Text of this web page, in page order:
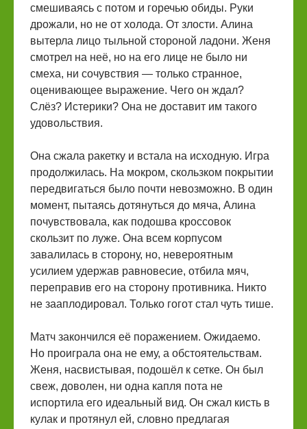
смешиваясь с потом и горечью обиды. Руки
дрожали, но не от холода. От злости. Алина
вытерла лицо тыльной стороной ладони. Женя
смотрел на неё, но на его лице не было ни
смеха, ни сочувствия — только странное,
оценивающее выражение. Чего он ждал?
Слёз? Истерики? Она не доставит им такого
удовольствия.
Она сжала ракетку и встала на исходную. Игра
продолжилась. На мокром, скользком покрытии
передвигаться было почти невозможно. В один
момент, пытаясь дотянуться до мяча, Алина
почувствовала, как подошва кроссовок
скользит по луже. Она всем корпусом
завалилась в сторону, но, невероятным
усилием удержав равновесие, отбила мяч,
переправив его на сторону противника. Никто
не зааплодировал. Только гогот стал чуть тише.
Матч закончился её поражением. Ожидаемо.
Но проиграла она не ему, а обстоятельствам.
Женя, насвистывая, подошёл к сетке. Он был
свеж, доволен, ни одна капля пота не
испортила его идеальный вид. Он сжал кисть в
кулак и протянул ей, словно предлагая